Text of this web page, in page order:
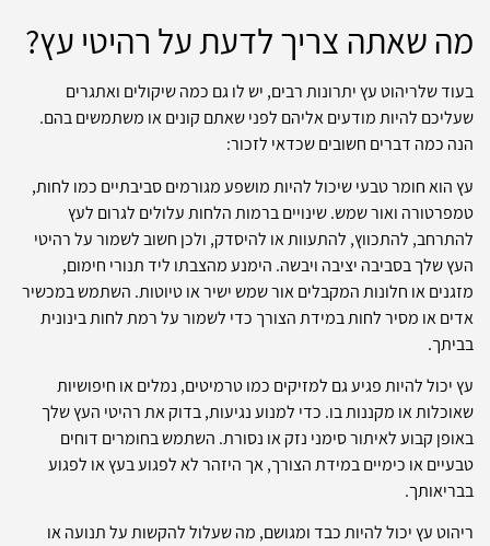
מה שאתה צריך לדעת על רהיטי עץ?
בעוד שלריהוט עץ יתרונות רבים, יש לו גם כמה שיקולים ואתגרים
שעליכם להיות מודעים אליהם לפני שאתם קונים או משתמשים בהם.
הנה כמה דברים חשובים שכדאי לזכור:
עץ הוא חומר טבעי שיכול להיות מושפע מגורמים סביבתיים כמו לחות,
טמפרטורה ואור שמש. שינויים ברמות הלחות עלולים לגרום לעץ
להתרחב, להתכווץ, להתעוות או להיסדק, ולכן חשוב לשמור על רהיטי
העץ שלך בסביבה יציבה ויבשה. הימנע מהצבתו ליד תנורי חימום,
מזגנים או חלונות המקבלים אור שמש ישיר או טיוטות. השתמש במכשיר
אדים או מסיר לחות במידת הצורך כדי לשמור על רמת לחות בינונית
בביתך.
עץ יכול להיות פגיע גם למזיקים כמו טרמיטים, נמלים או חיפושיות
שאוכלות או מקננות בו. כדי למנוע נגיעות, בדוק את רהיטי העץ שלך
באופן קבוע לאיתור סימני נזק או נסורת. השתמש בחומרים דוחים
טבעיים או כימיים במידת הצורך, אך היזהר לא לפגוע בעץ או לפגוע
בבריאותך.
ריהוט עץ יכול להיות כבד ומגושם, מה שעלול להקשות על תנועה או